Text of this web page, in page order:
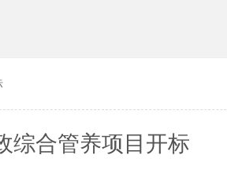
综合管养项目开标